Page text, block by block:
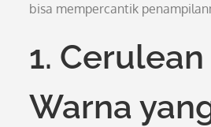
bisa mempercantik
1.
Warna